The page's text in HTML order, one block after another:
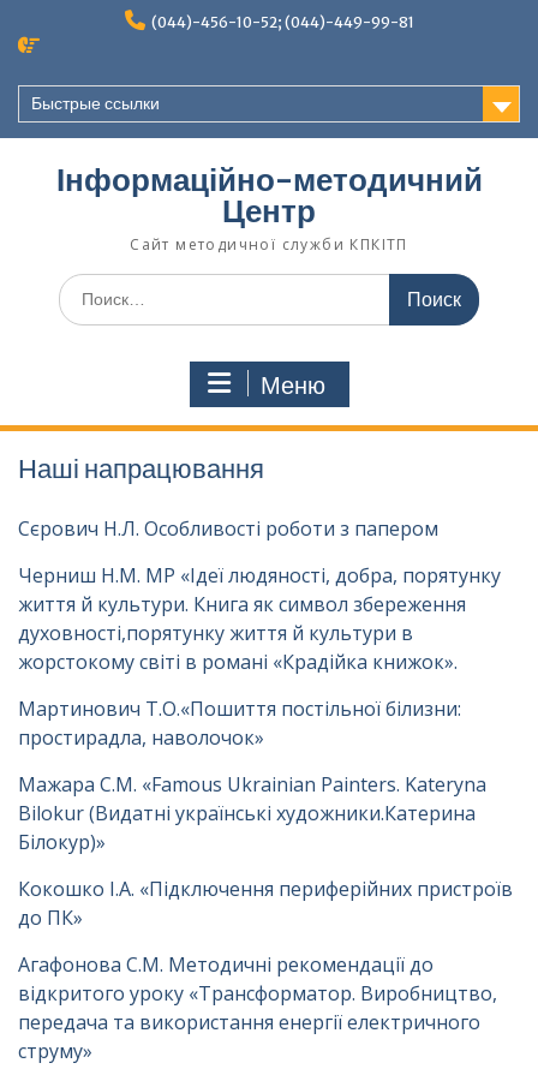
(044)-456-10-52; (044)-449-99-81
Быстрые ссылки
Інформаційно-методичний
Центр
Сайт методичної служби КПКІТП
Поиск
по:
Меню
Наші напрацювання
Сєрович Н.Л. Особливості роботи з папером
Черниш Н.М. МР «Ідеї людяності, добра, порятунку
життя й культури. Книга як символ збереження
духовності,порятунку життя й культури в
жорстокому світі в романі «Крадійка книжок».
Мартинович Т.О.«Пошиття постільної білизни:
простирадла, наволочок»
Мажара С.М. «Famous Ukrainian Painters. Kateryna
Bilokur (Видатні українські художники.Катерина
Білокур)»
Кокошко І.А. «Підключення периферійних пристроїв
до ПК»
Агафонова С.М. Методичні рекомендації до
відкритого уроку «Трансформатор. Виробництво,
передача та використання енергії електричного
струму»